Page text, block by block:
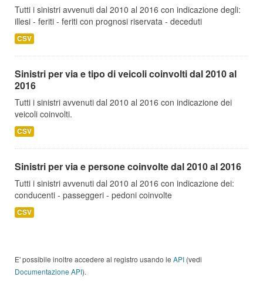
Tutti i sinistri avvenuti dal 2010 al 2016 con indicazione degli:
illesi - feriti - feriti con prognosi riservata - deceduti
CSV
Sinistri per via e tipo di veicoli coinvolti dal 2010 al
2016
Tutti i sinistri avvenuti dal 2010 al 2016 con indicazione dei
veicoli coinvolti.
CSV
Sinistri per via e persone coinvolte dal 2010 al 2016
Tutti i sinistri avvenuti dal 2010 al 2016 con indicazione dei:
conducenti - passeggeri - pedoni coinvolte
CSV
E' possibile inoltre accedere al registro usando le API (vedi
Documentazione API).